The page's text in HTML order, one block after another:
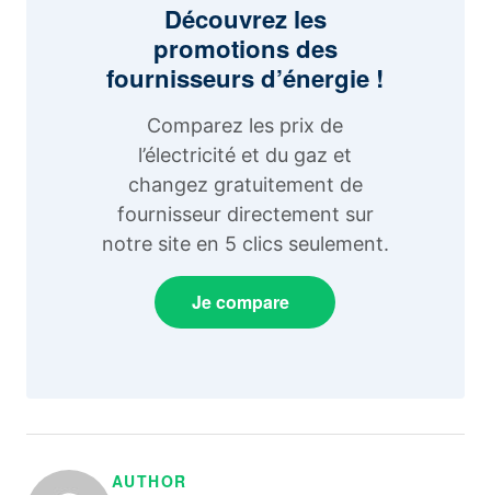
Découvrez les
promotions des
fournisseurs d’énergie !
Comparez les prix de
l’électricité et du gaz et
changez gratuitement de
fournisseur directement sur
notre site en 5 clics seulement.
Je compare
AUTHOR